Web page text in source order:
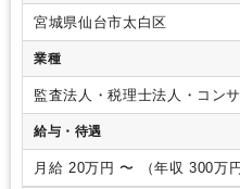
宮城県仙台市太白区
業種
監査法人・税理士法人・コン
所）
給与・待遇